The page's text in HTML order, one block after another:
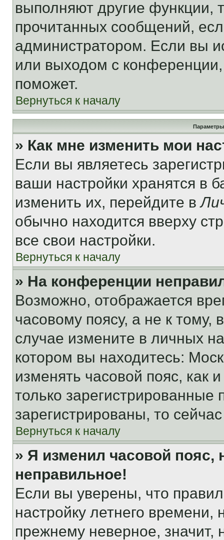
выполняют другие функции,
прочитанных сообщений,
администратором. Если вы
или выходом с
поможет.
Вернуться к началу
Параметры
» Как мне изменить мои
Если вы являетесь
ваши настройки хранятся в
изменить их, перейдите в
обычно находится вверху
все свои настройки.
Вернуться к началу
» На конференции
Возможно, отображается
часовому поясу, а не к тому,
случае измените в личных
котором вы находитесь:
изменять часовой пояс, как
только
зарегистрированы, то
Вернуться к началу
» Я изменил часовой пояс,
неправильное!
Если вы уверены, что
настройку летнего
прежнему неверное, значит,